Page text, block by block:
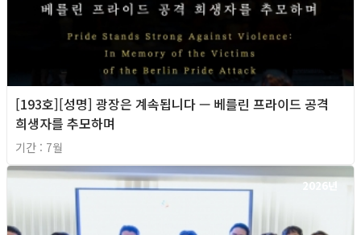
[193호][성명] 광장은 계속됩니다 — 베를린 프라이드 공격
희생자를 추모하며
기간 : 7월
2026년